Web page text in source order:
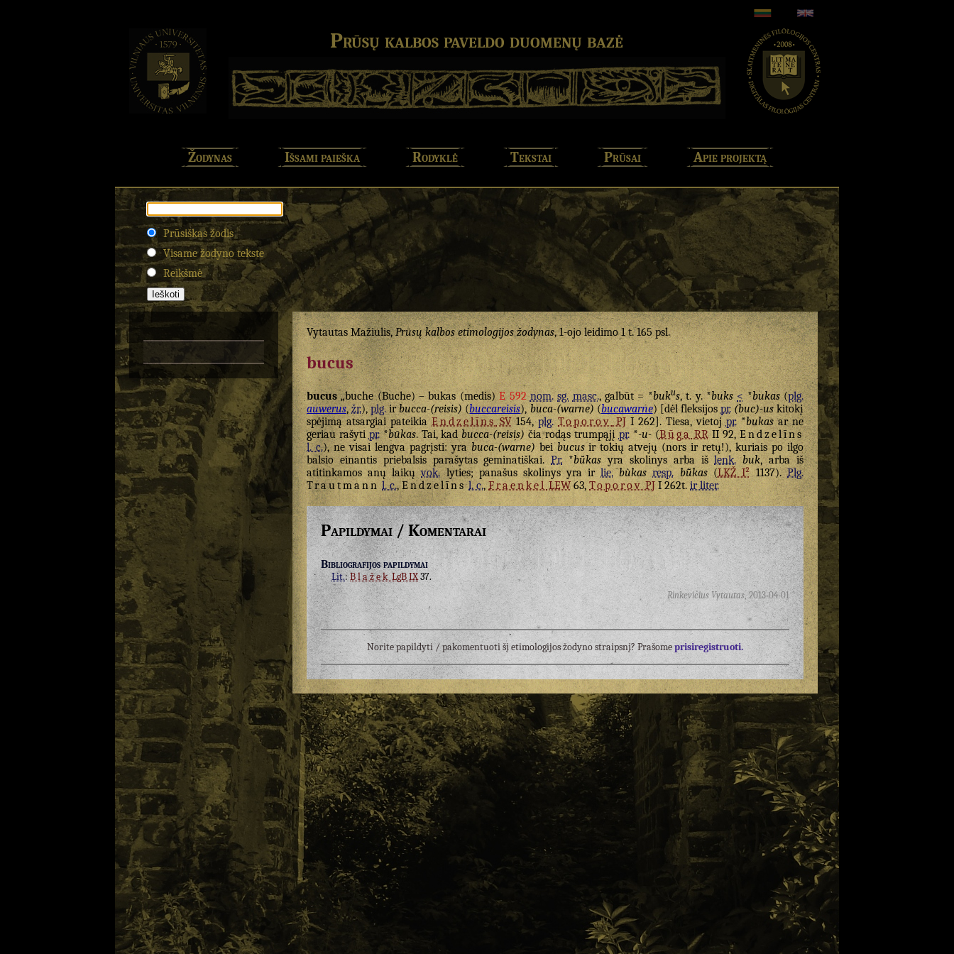
Prūsų kalbos paveldo duomenų bazė
Žodynas Išsami paieška Rodyklė Tekstai Prūsai Apie projektą
Prūsiškas žodis
Visame žodyno tekste
Reikšmė
Vytautas Mažiulis,Prūsų kalbos etimologijos žodynas, 1-ojo leidimo 1 t. 165 psl.
bucus
bucus„buche (Buche) – bukas (medis)E 592 nom. sg. masc., galbūt = *bukus, t. y. *buks < *bukas(plg.
auwerus,žr.),plg.irbucca-(reisis) (buccareisis),buca-(warne) (bucawarne) [dėl fleksijospr. (buc)-uskitokį
spėjimą atsargiai pateikiaEndzelīns SV154,plg. ToporovPJI 262]. Tiesa, vietojpr.*bukasar ne
geriau rašyti pr.*būkas. Tai, kadbucca-(reisis) čia rodąs trumpąjįpr.*-u-(Būga RRII 92,Endzelīns
l. c.), ne visai lengva pagrįsti: yrabuca-(warne)beibucusir tokių atvejų (nors ir retų!), kuriais po ilgo
balsio einantis priebalsis parašytas geminatiškai.Pr.*bū̆kasyra skolinys arba išlenk. buk, arba iš
atitinkamos anų laikųvok.lyties; panašus skolinys yra irlie. bùkas resp. bū̃kas(LKŽ I²1137).Plg.
Trautmann l. c.,Endzelīns l. c.,Fraenkel LEW63,ToporovPJ I 262t.ir liter.
Papildymai / Komentarai
Bibliografijos papildymai
Lit.:BlažekLgB IX37.
Rinkevičius Vytautas,2013-04-01
Norite papildyti / pakomentuoti šį etimologijos žodyno straipsnį? Prašomeprisiregistruoti.